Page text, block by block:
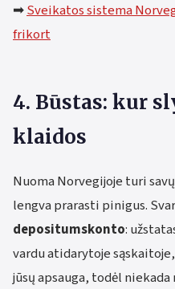
➡Sveikatos sistema
frikort
4. Būstas: kur
klaidos
Nuoma Norvegijoje turi
lengva prarasti pinigus.
depositumskonto:
vardu atidarytoje
jūsų apsauga, todėl